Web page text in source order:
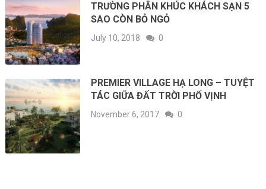
TRƯỜNG PHÂN KHÚC KHÁCH SẠN 5
SAO CÒN BỎ NGỎ
July 10, 2018 0
PREMIER VILLAGE HẠ LONG – TUYỆT
TÁC GIỮA ĐẤT TRỜI PHỐ VỊNH
November 6, 2017 0